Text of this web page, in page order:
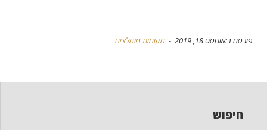
פורסם ב:אוגוסט 18, 2019 - מקומות מומלצים
חיפוש